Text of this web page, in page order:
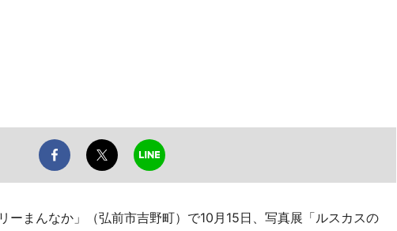
まんなか」（弘前市吉野町）で10月15日、写真展「ルスカスの